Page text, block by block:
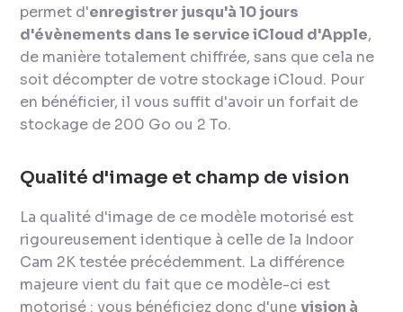
permet d'enregistrer jusqu'à 10 jours
d'évènements dans le service iCloud d'Apple,
de manière totalement chiffrée, sans que cela ne
soit décompter de votre stockage iCloud. Pour
en bénéficier, il vous suffit d'avoir un forfait de
stockage de 200 Go ou 2 To.
Qualité d'image et champ de vision
La qualité d'image de ce modèle motorisé est
rigoureusement identique à celle de la Indoor
Cam 2K testée précédemment. La différence
majeure vient du fait que ce modèle-ci est
motorisé : vous bénéficiez donc d'unevision à